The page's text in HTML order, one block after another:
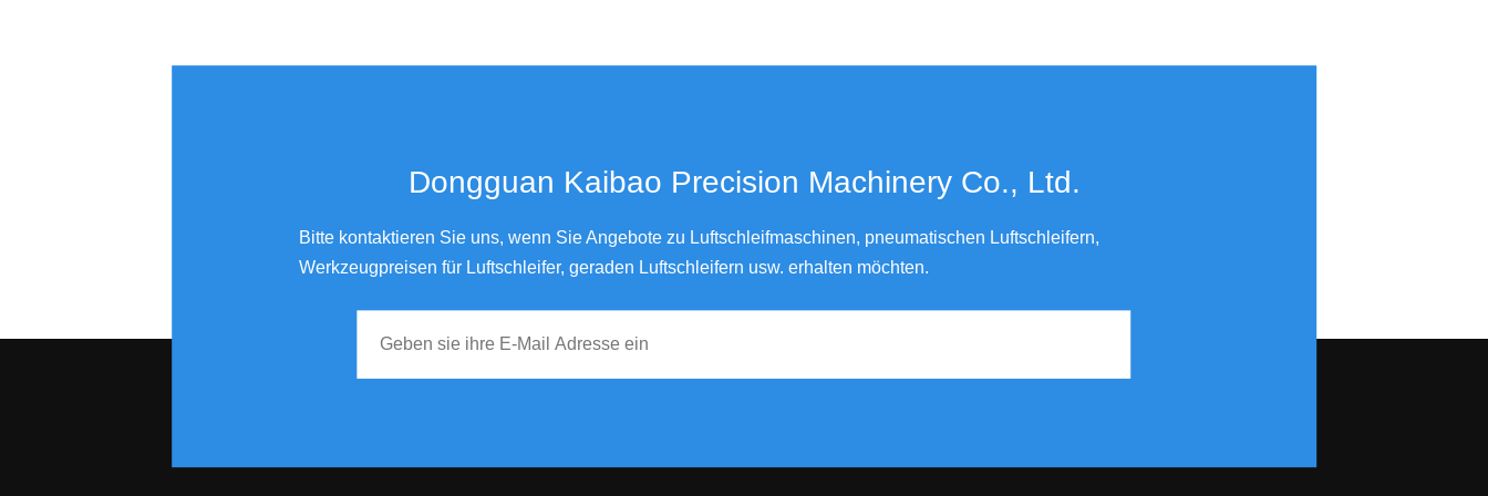
Dongguan Kaibao Precision Machinery Co., Ltd.​​​​​​​
Bitte kontaktieren Sie uns, wenn Sie Angebote zu Luftschleifmaschinen, pneumatischen Luftschleifern,
Werkzeugpreisen für Luftschleifer, geraden Luftschleifern usw. erhalten möchten.